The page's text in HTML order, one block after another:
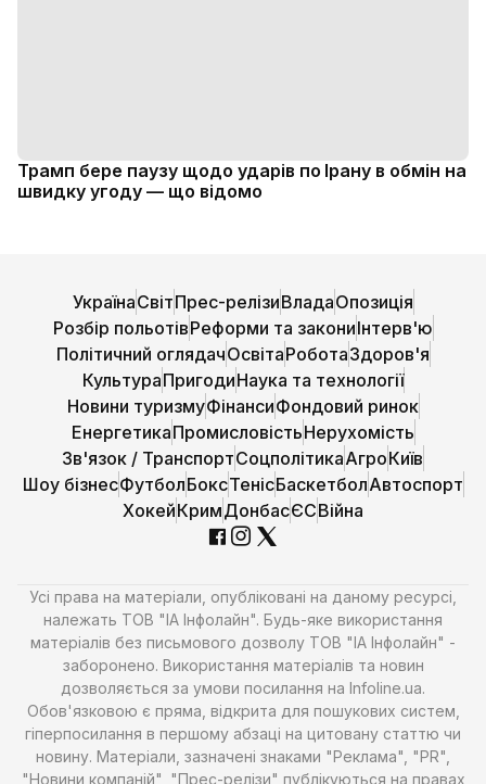
Трамп бере паузу щодо ударів по Ірану в обмін на
швидку угоду — що відомо
УкраїнаСвітПрес-релізиВладаОпозиція
Розбір польотівРеформи та закониІнтерв'ю
Політичний оглядачОсвітаРоботаЗдоров'я
КультураПригодиНаука та технології
Новини туризмуФінансиФондовий ринок
ЕнергетикаПромисловістьНерухомість
Зв'язок / ТранспортСоцполітикаАгроКиїв
Шоу бізнесФутболБоксТенісБаскетболАвтоспорт
ХокейКримДонбасЄСВійна
Усі права на матеріали, опубліковані на даному ресурсі,
належать ТОВ "ІА Інфолайн". Будь-яке використання
матеріалів без письмового дозволу ТОВ "ІА Інфолайн" -
заборонено. Використання матеріалів та новин
дозволяється за умови посилання на Infoline.ua.
Обов'язковою є пряма, відкрита для пошукових систем,
гіперпосилання в першому абзаці на цитовану статтю чи
новину. Матеріали, зазначені знаками "Реклама", "PR",
"Новини компаній", "Прес-релізи" публікуються на правах